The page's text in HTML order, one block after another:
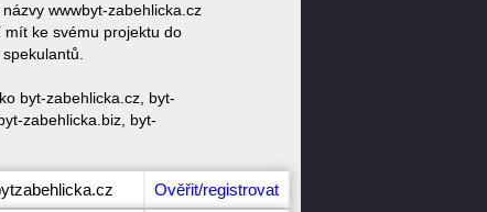
wwwbyt-zabehlicka.cz
mít ke svému projektu do
byt-zabehlicka.cz, byt-
zabehlicka.biz, byt-
Ověřit/registrovat